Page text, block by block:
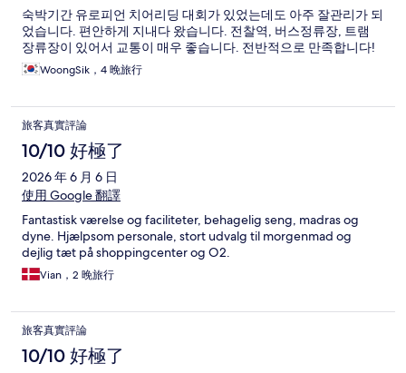
숙박기간 유로피언 치어리딩 대회가 있었는데도 아주 잘관리가 되
었습니다. 편안하게 지내다 왔습니다. 전찰역, 버스정류장, 트램
장류장이 있어서 교통이 매우 좋습니다. 전반적으로 만족합니다!
WoongSik，4 晚旅行
旅客真實評論
10/10 好極了
2026 年 6 月 6 日
使用 Google 翻譯
Fantastisk værelse og faciliteter, behagelig seng, madras og
dyne. Hjælpsom personale, stort udvalg til morgenmad og
dejlig tæt på shoppingcenter og O2.
Vian，2 晚旅行
旅客真實評論
10/10 好極了